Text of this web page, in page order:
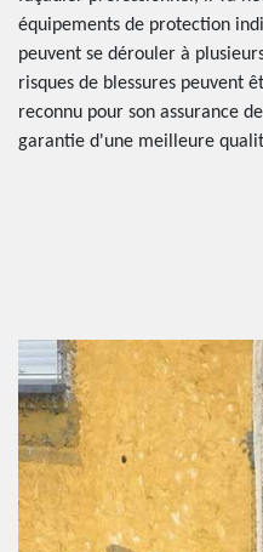
équipements de protection
peuvent se dérouler à
risques de blessures peuvent
reconnu pour son assurance
garantie d'une meilleure